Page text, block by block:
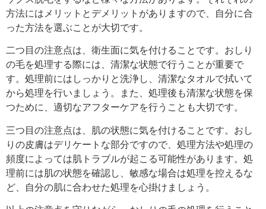
方法にはメリットとデメリットがありますので、自分に合
った方法を選ぶことが大切です。
二つ目の注意点は、衛生面に気を付けることです。おしり
の毛を処理する際には、清潔な状態で行うことが重要で
す。処理前にはしっかりと洗浄し、清潔なタオルで拭いて
から処理を行いましょう。また、処理後も清潔な状態を保
つために、適切なアフターケアを行うことも大切です。
三つ目の注意点は、肌の状態に気を付けることです。おし
りの皮膚はデリケートな部分ですので、処理方法や処理の
頻度によっては肌トラブルが起こる可能性があります。処
理前には肌の状態を確認し、敏感な場合は処理を控えるな
ど、自分の肌に合わせた処理を心掛けましょう。